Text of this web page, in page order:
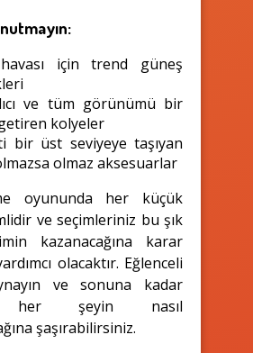
için trend güneş
ve tüm görünümü bir
kolyeler
bir üst seviyeye taşıyan
olmaz aksesuarlar
oyununda her küçük
ve seçimleriniz bu şık
kazanacağına karar
olacaktır. Eğlenceli
ve sonuna kadar
her şeyin nasıl
şaşırabilirsiniz.